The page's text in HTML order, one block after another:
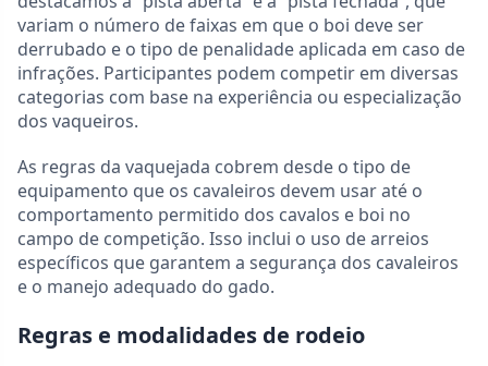
variam o número de faixas em que o boi deve ser
derrubado e o tipo de penalidade aplicada em caso de
infrações. Participantes podem competir em diversas
categorias com base na experiência ou especialização
dos vaqueiros.
As regras da vaquejada cobrem desde o tipo de
equipamento que os cavaleiros devem usar até o
comportamento permitido dos cavalos e boi no
campo de competição. Isso inclui o uso de arreios
específicos que garantem a segurança dos cavaleiros
e o manejo adequado do gado.
Regras e modalidades de rodeio